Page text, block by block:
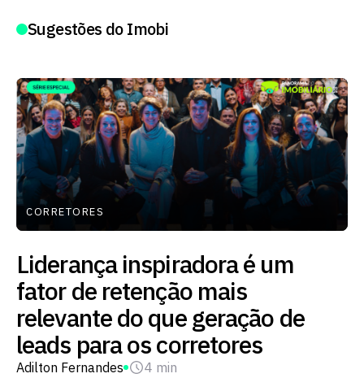
Sugestões do Imobi
CORRETORES
Liderança inspiradora é um
fator de retenção mais
relevante do que geração de
leads para os corretores
Adilton Fernandes 4 min